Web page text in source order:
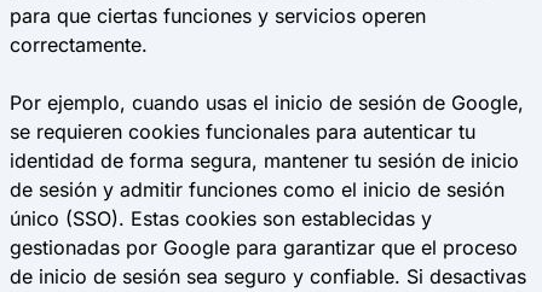
para que ciertas funciones y servicios operen
correctamente.
Por ejemplo, cuando usas el inicio de sesión de Google,
se requieren cookies funcionales para autenticar tu
identidad de forma segura, mantener tu sesión de inicio
de sesión y admitir funciones como el inicio de sesión
único (SSO). Estas cookies son establecidas y
gestionadas por Google para garantizar que el proceso
de inicio de sesión sea seguro y confiable. Si desactivas